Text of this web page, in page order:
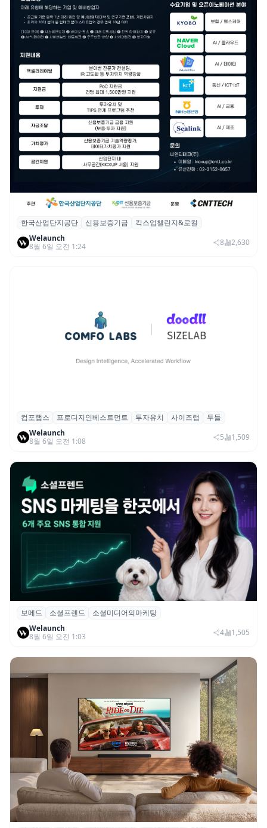
산단공·신보, 2026 ‘킥스업 챌린지&로컬’ 참
여 스타트업 모집
한국산업단지공단 신용보증기금
킥스업챌린지&로컬
Welaunch
8월 6일 오전 1:24
8 2,630
컴포랩스, 프로디지인베스트먼트로부터 시
드 투자 유치
컴포랩스 프로디지인베스트먼트 투자유치 사이즈랩
두들
Welaunch
8월 6일 오전 1:08
5 1,509
보메드 ‘소셜프렌드’, 유튜브·인스타 등 6개
SNS 마케팅 통합 지원
보메드 소셜프렌드
소셜미디어의마케팅
Welaunch
8월 6일 오전 1:03
4 1,505